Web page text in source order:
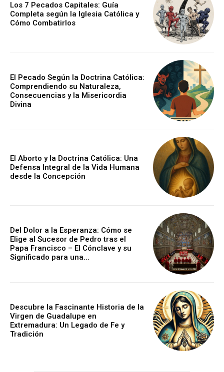
Los 7 Pecados Capitales: Guía
Completa según la Iglesia Católica y
Cómo Combatirlos
El Pecado Según la Doctrina Católica:
Comprendiendo su Naturaleza,
Consecuencias y la Misericordia
Divina
El Aborto y la Doctrina Católica: Una
Defensa Integral de la Vida Humana
desde la Concepción
Del Dolor a la Esperanza: Cómo se
Elige al Sucesor de Pedro tras el
Papa Francisco – El Cónclave y su
Significado para una...
Descubre la Fascinante Historia de la
Virgen de Guadalupe en
Extremadura: Un Legado de Fe y
Tradición